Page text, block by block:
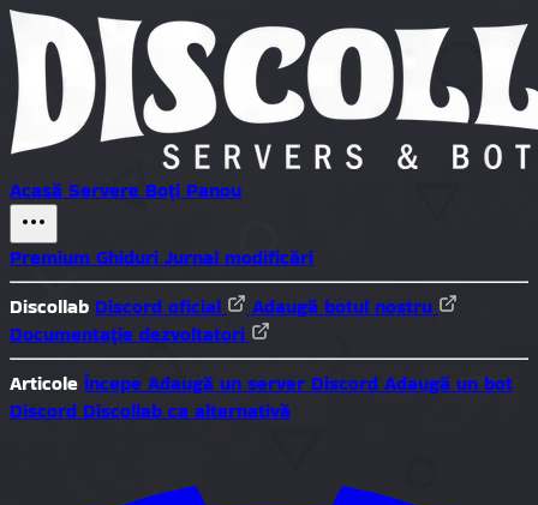
Acasă Servere Boți Panou
Premium Ghiduri Jurnal modificări
Discollab Discord oficial
Adaugă botul nostru
Documentație dezvoltatori
Articole Începe Adaugă un server Discord Adaugă un bot
Discord Discollab ca alternativă